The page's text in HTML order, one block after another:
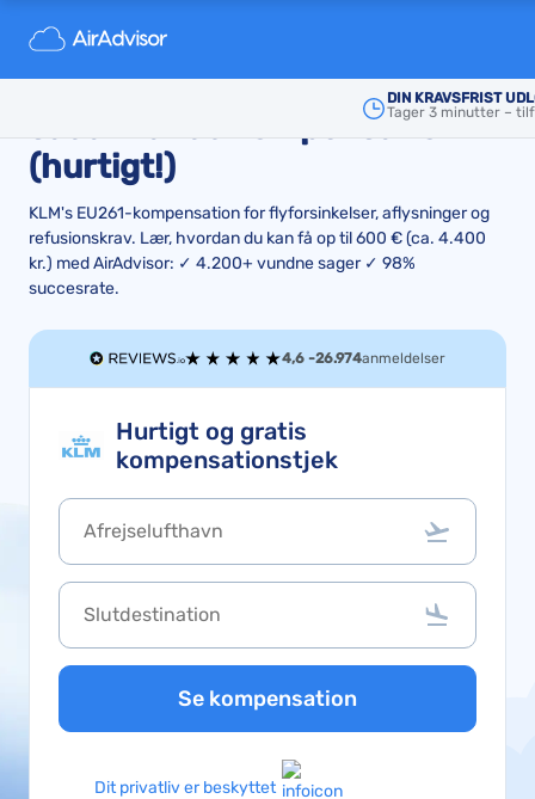
DIN KRAVSFRIST
Tager 3 minutter –
Sådan gør du, hvis dit KLM-fly
er forsinket eller aflyst, og
sådan får du kompensation
(hurtigt!)
KLM's EU261-kompensation for flyforsinkelser, aflysninger og
refusionskrav. Lær, hvordan du kan få op til 600 € (ca. 4.400
kr.) med AirAdvisor: ✓ 4.200+ vundne sager ✓ 98%
succesrate.
4,6 -26.974anmeldelser
Hurtigt og gratis
kompensationstjek
Se kompensation
Dit privatliv er beskyttet